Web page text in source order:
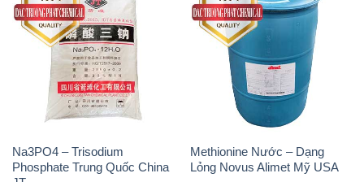
Natri Sunphit – NA2SO3 Thái
Lan
Polymer Cation – Accofloc C-
525H MT Aqua Polymer Nhật
Bản Japan